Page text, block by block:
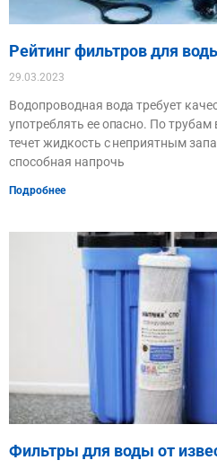
Рейтинг фильтров для
29.03.2023
Водопроводная вода требует
употреблять ее опасно. По
течет жидкость с неприятным
способная напрочь
Подробнее
Фильтры для воды от